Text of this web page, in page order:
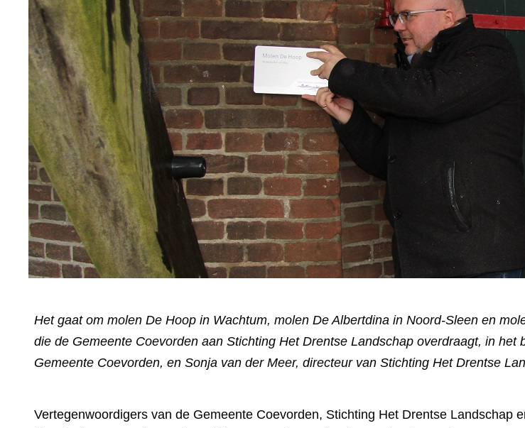
Het gaat om molen De Hoop in Wachtum, molen De Albertdina in Noord-Sleen en
die de Gemeente Coevorden aan Stichting Het Drentse Landschap overdraagt, in
Gemeente Coevorden, en Sonja van der Meer, directeur van Stichting Het Drentse
Vertegenwoordigers van de Gemeente Coevorden, Stichting Het Drentse Landschap